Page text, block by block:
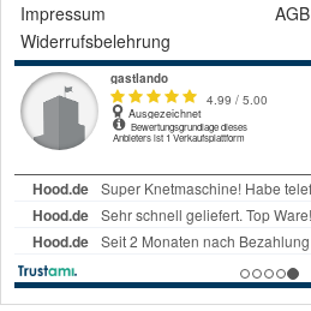
Impressum
AGB
Widerrufsbelehrung